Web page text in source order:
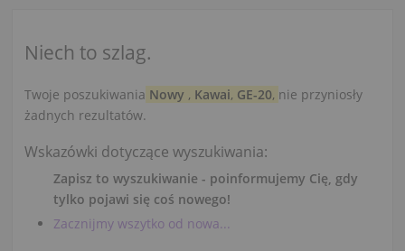
Niech to szlag.
Twoje poszukiwania Nowy , Kawai, GE-20, nie przyniosły
żadnych rezultatów.
Wskazówki dotyczące wyszukiwania:
Zapisz to wyszukiwanie - poinformujemy Cię, gdy
tylko pojawi się coś nowego!
Zacznijmy wszytko od nowa...